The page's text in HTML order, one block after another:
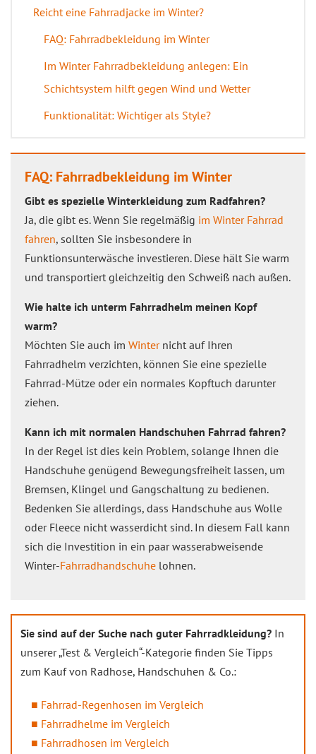
Reicht eine Fahrradjacke im Winter?
FAQ: Fahrradbekleidung im Winter
Im Winter Fahrradbekleidung anlegen: Ein
Schichtsystem hilft gegen Wind und Wetter
Funktionalität: Wichtiger als Style?
FAQ: Fahrradbekleidung im Winter
Gibt es spezielle Winterkleidung zum Radfahren?
Ja, die gibt es. Wenn Sie regelmäßig im Winter Fahrrad
fahren, sollten Sie insbesondere in
Funktionsunterwäsche investieren. Diese hält Sie warm
und transportiert gleichzeitig den Schweiß nach außen.
Wie halte ich unterm Fahrradhelm meinen Kopf
warm?
Möchten Sie auch im Winternicht auf Ihren
Fahrradhelm verzichten, können Sie eine spezielle
Fahrrad-Mütze oder ein normales Kopftuch darunter
ziehen.
Kann ich mit normalen Handschuhen Fahrrad fahren?
In der Regel ist dies kein Problem, solange Ihnen die
Handschuhe genügend Bewegungsfreiheit lassen, um
Bremsen, Klingel und Gangschaltung zu bedienen.
Bedenken Sie allerdings, dass Handschuhe aus Wolle
oder Fleece nicht wasserdicht sind. In diesem Fall kann
sich die Investition in ein paar wasserabweisende
Winter-Fahrradhandschuhe lohnen.
Sie sind auf der Suche nach guter Fahrradkleidung? In
unserer „Test & Vergleich“-Kategorie finden Sie Tipps
zum Kauf von Radhose, Handschuhen & Co.:
Fahrrad-Regenhosen im Vergleich
Fahrradhelme im Vergleich
Fahrradhosen im Vergleich